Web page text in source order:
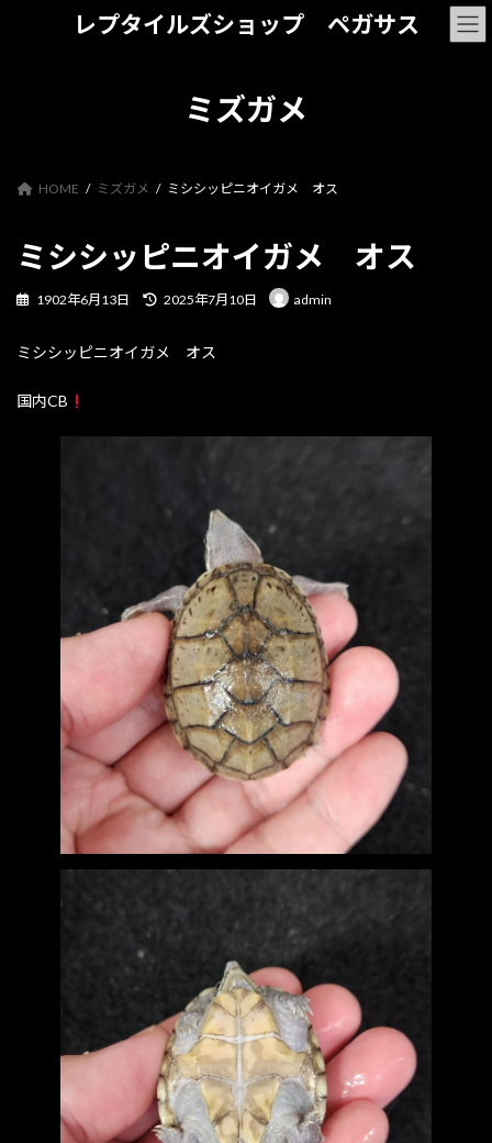
レプタイルズショップ ペガサス
ミズガメ
HOME ミズガメ ミシシッピニオイガメ オス
ミシシッピニオイガメ オス
1902年6月13日
最
新
2025年7月10日 admin
ミシシッピニオイガメ オス
国内CB